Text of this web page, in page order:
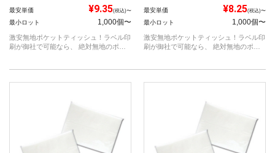
最安単価 ¥9.35(税込)〜
最小ロット 1,000個〜
激安無地ポケットティッシュ！ラベル印
刷が御社で可能なら、 絶対無地のポケ
最安単価 ¥8.25(税込)〜
最小ロット 1,000個〜
激安無地ポケットティッシュ！ラベル印
刷が御社で可能なら、 絶対無地のポケ